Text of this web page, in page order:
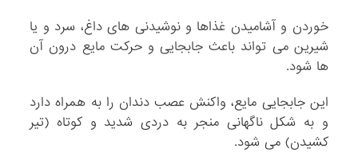
خوردن و آشامیدن غذاها و نوشیدنی های داغ، سرد و یا
شیرین می تواند باعث جابجایی و حرکت مایع درون آن
ها شود.
این جابجایی مایع، واکنش عصب دندان را به همراه دارد
و به شکل ناگهانی منجر به دردی شدید و کوتاه (تیر
کشیدن) می شود.